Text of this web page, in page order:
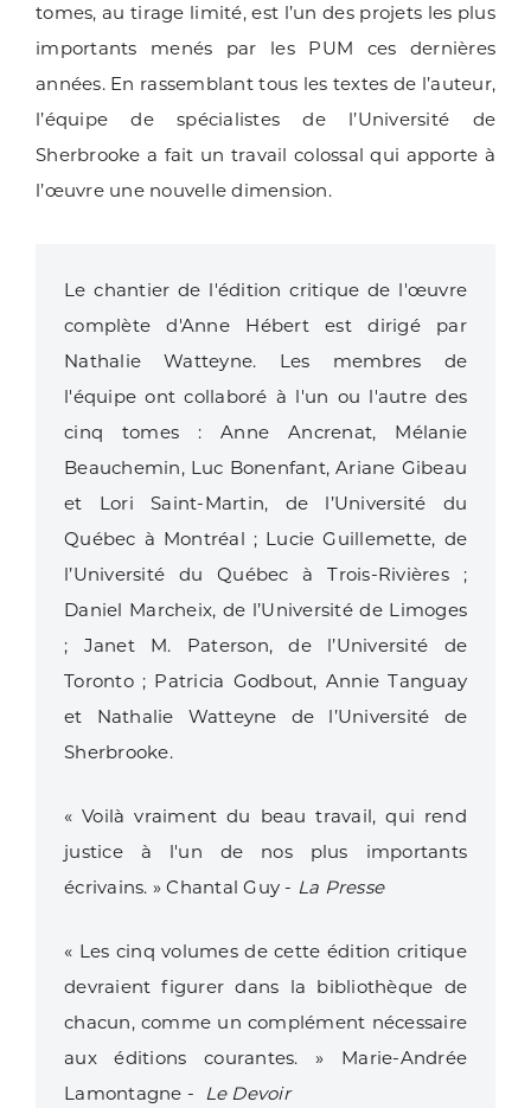
tomes, au tirage limité, est l’un des projets les plus
importants menés par les PUM ces dernières
années. En rassemblant tous les textes de l’auteur,
l’équipe de spécialistes de l’Université de
Sherbrooke a fait un travail colossal qui apporte à
l’œuvre une nouvelle dimension.
Le chantier de l'édition critique de l'œuvre
complète d'Anne Hébert est dirigé par
Nathalie Watteyne. Les membres de
l'équipe ont collaboré à l'un ou l'autre des
cinq tomes :
Anne Ancrenat, Mélanie
Beauchemin, Luc Bonenfant, Ariane Gibeau
et Lori Saint-Martin, de l’Université du
Québec à Montréal ; Lucie Guillemette, de
l’Université du Québec à Trois-Rivières ;
Daniel Marcheix, de l’Université de Limoges
; Janet M. Paterson, de l’Université de
Toronto ; Patricia Godbout, Annie Tanguay
et Nathalie Watteyne de l’Université de
Sherbrooke.
« Voilà vraiment du beau travail, qui rend
justice à l'un de nos plus importants
écrivains. » Chantal Guy - La Presse
« Les cinq volumes de cette édition critique
devraient figurer dans la bibliothèque de
chacun, comme un complément nécessaire
aux éditions courantes. » Marie-Andrée
Lamontagne - Le Devoir